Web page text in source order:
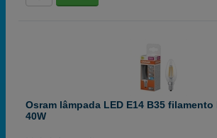
Osram lâmpada LED E14 B35 filamento
40W